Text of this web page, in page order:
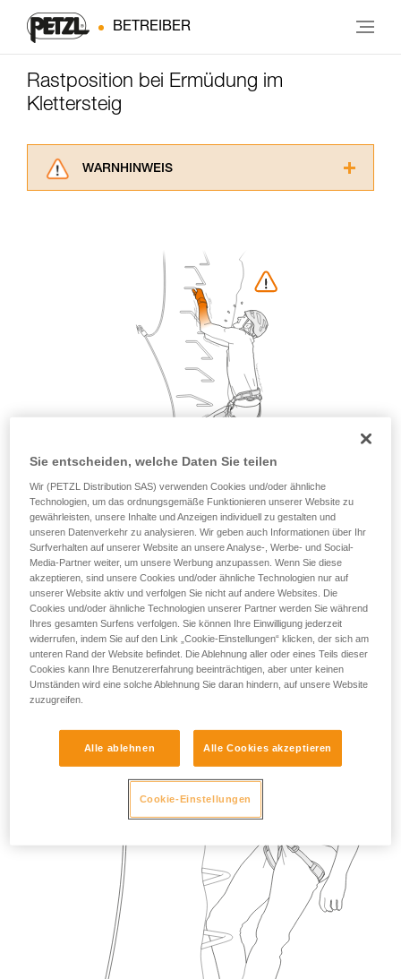
BETREIBER
Rastposition bei Ermüdung im
Klettersteig
WARNHINWEIS
ziehen. Um diese Zusatzinformationen
verstehen zu können, müssen Sie zuerst die in
der Gebrauchsanweisung enthaltenen
Informationen richtig verstanden haben.
Die Beherrschung dieser Techniken setzt eine
entsprechende Ausbildung und ein spezielles
Training voraus. Prüfen Sie zusammen mit
einem Profi, ob Sie in der Lage sind, den
Vorgang alleine sicher zu wiederholen, bevor
Sie ihn eigenständig durchführen.
noch andere Techniken, die hier nicht
beschrieben werden.
Sie entscheiden, welche Daten Sie teilen
Wir (PETZL Distribution SAS) verwenden Cookies und/oder ähnliche
Technologien, um das ordnungsgemäße Funktionieren unserer Website zu
gewährleisten, unsere Inhalte und Anzeigen individuell zu gestalten und
unseren Datenverkehr zu analysieren. Wir geben auch Informationen über Ihr
Surfverhalten auf unserer Website an unsere Analyse-, Werbe- und Social-
Media-Partner weiter, um unsere Werbung anzupassen. Wenn Sie diese
akzeptieren, sind unsere Cookies und/oder ähnliche Technologien nur auf
unserer Website aktiv und verfolgen Sie nicht auf andere Websites. Die
Cookies und/oder ähnliche Technologien unserer Partner werden Sie während
Ihres gesamten Surfens verfolgen. Sie können Ihre Einwilligung jederzeit
widerrufen, indem Sie auf den Link „Cookie-Einstellungen“ klicken, der sich am
unteren Rand der Website befindet. Die Ablehnung aller oder eines Teils dieser
Cookies kann Ihre Benutzererfahrung beeinträchtigen, aber unter keinen
Umständen wird eine solche Ablehnung Sie daran hindern, auf unsere Website
zuzugreifen.
Alle ablehnen Alle Cookies akzeptieren
Cookie-Einstellungen